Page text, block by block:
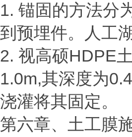
1. 锚固的方法分
到预埋件。人工
2. 视高硕HDPE
1.0m,其深度为
浇灌将其固定。
第六章、土工膜